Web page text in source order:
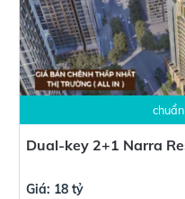
Dual-key 2+1 Narra
Giá: 18 tỷ